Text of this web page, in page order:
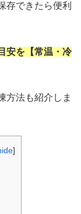
存できたら便利
安を【常温・冷
方法も紹介しま
]